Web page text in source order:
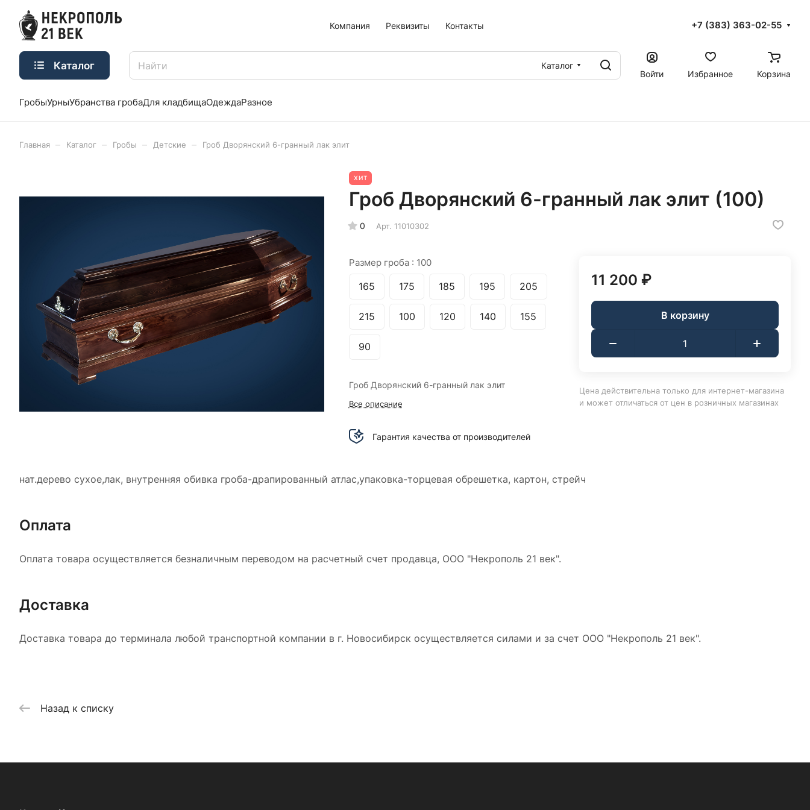
Компания Реквизиты Контакты +7 (383) 363-02-55
Каталог
Каталог
Войти
Избранное Корзина
ГробыУрныУбранства гробаДля кладбищаОдеждаРазное
Главная Каталог Гробы Детские Гроб Дворянский 6-гранный лак элит
ХИТ
Гроб Дворянский 6-гранный лак элит (100)
0 Арт. 11010302
Размер гроба : 100
165 175 185 195 205
215 100 120 140 155
90
Гроб Дворянский 6-гранный лак элит
Все описание
Гарантия качества от производителей
11 200 ₽
В корзину
Цена действительна только для интернет-магазина
и может отличаться от цен в розничных магазинах
нат.дерево сухое,лак, внутренняя обивка гроба-драпированный атлас,упаковка-торцевая обрешетка, картон, стрейч
Оплата
Оплата товара осуществляется безналичным переводом на расчетный счет продавца, ООО "Некрополь 21 век".
Доставка
Доставка товара до терминала любой транспортной компании в г. Новосибирск осуществляется силами и за счет ООО "Некрополь 21 век".
Назад к списку